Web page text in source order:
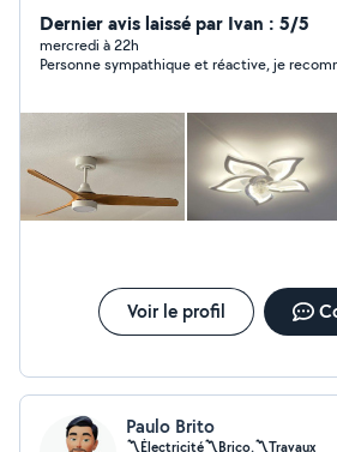
Dernier avis laissé par Ivan : 5/5
mercredi à 22h
Personne sympathique et réactive, je
Voir le profil
Paulo Brito
〽️Électricité〽️Brico.〽️Travaux